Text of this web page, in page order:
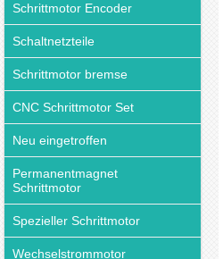
Schrittmotor Encoder
Schaltnetzteile
Schrittmotor bremse
CNC Schrittmotor Set
Neu eingetroffen
Permanentmagnet
Schrittmotor
Spezieller Schrittmotor
Wechselstrommotor